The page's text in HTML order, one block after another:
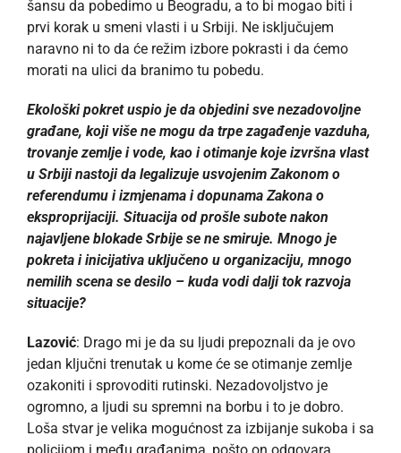
šansu da pobedimo u Beogradu, a to bi mogao biti i
prvi korak u smeni vlasti i u Srbiji. Ne isključujem
naravno ni to da će režim izbore pokrasti i da ćemo
morati na ulici da branimo tu pobedu.
Ekološki pokret uspio je da objedini sve nezadovoljne
građane, koji više ne mogu da trpe zagađenje vazduha,
trovanje zemlje i vode, kao i otimanje koje izvršna vlast
u Srbiji nastoji da legalizuje usvojenim Zakonom o
referendumu i izmjenama i dopunama Zakona o
eksproprijaciji. Situacija od prošle subote nakon
najavljene blokade Srbije se ne smiruje. Mnogo je
pokreta i inicijativa uključeno u organizaciju, mnogo
nemilih scena se desilo – kuda vodi dalji tok razvoja
situacije?
Lazović: Drago mi je da su ljudi prepoznali da je ovo
jedan ključni trenutak u kome će se otimanje zemlje
ozakoniti i sprovoditi rutinski. Nezadovoljstvo je
ogromno, a ljudi su spremni na borbu i to je dobro.
Loša stvar je velika mogućnost za izbijanje sukoba i sa